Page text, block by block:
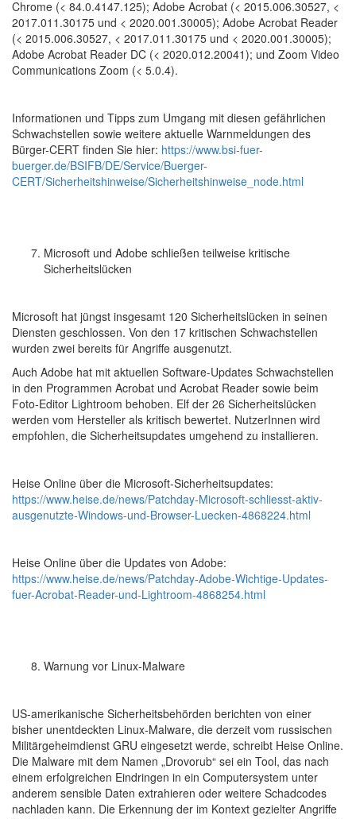
Chrome (< 84.0.4147.125); Adobe Acrobat (< 2015.006.30527, <
2017.011.30175 und < 2020.001.30005); Adobe Acrobat Reader
(< 2015.006.30527, < 2017.011.30175 und < 2020.001.30005);
Adobe Acrobat Reader DC (< 2020.012.20041); und Zoom Video
Communications Zoom (< 5.0.4).
Informationen und Tipps zum Umgang mit diesen gefährlichen
Schwachstellen sowie weitere aktuelle Warnmeldungen des
Bürger-CERT finden Sie hier: https://www.bsi-fuer-
buerger.de/BSIFB/DE/Service/Buerger-
CERT/Sicherheitshinweise/Sicherheitshinweise_node.html
Microsoft und Adobe schließen teilweise kritische
Sicherheitslücken
Microsoft hat jüngst insgesamt 120 Sicherheitslücken in seinen
Diensten geschlossen. Von den 17 kritischen Schwachstellen
wurden zwei bereits für Angriffe ausgenutzt.
Auch Adobe hat mit aktuellen Software-Updates Schwachstellen
in den Programmen Acrobat und Acrobat Reader sowie beim
Foto-Editor Lightroom behoben. Elf der 26 Sicherheitslücken
werden vom Hersteller als kritisch bewertet. NutzerInnen wird
empfohlen, die Sicherheitsupdates umgehend zu installieren.
Heise Online über die Microsoft-Sicherheitsupdates:
https://www.heise.de/news/Patchday-Microsoft-schliesst-aktiv-
ausgenutzte-Windows-und-Browser-Luecken-4868224.html
Heise Online über die Updates von Adobe:
https://www.heise.de/news/Patchday-Adobe-Wichtige-Updates-
fuer-Acrobat-Reader-und-Lightroom-4868254.html
Warnung vor Linux-Malware
US-amerikanische Sicherheitsbehörden berichten von einer
bisher unentdeckten Linux-Malware, die derzeit vom russischen
Militärgeheimdienst GRU eingesetzt werde, schreibt Heise Online.
Die Malware mit dem Namen „Drovorub“ sei ein Tool, das nach
einem erfolgreichen Eindringen in ein Computersystem unter
anderem sensible Daten extrahieren oder weitere Schadcodes
nachladen kann. Die Erkennung der im Kontext gezielter Angriffe